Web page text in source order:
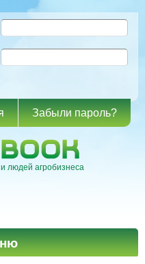
Забыли пароль?
людей агробизнеса